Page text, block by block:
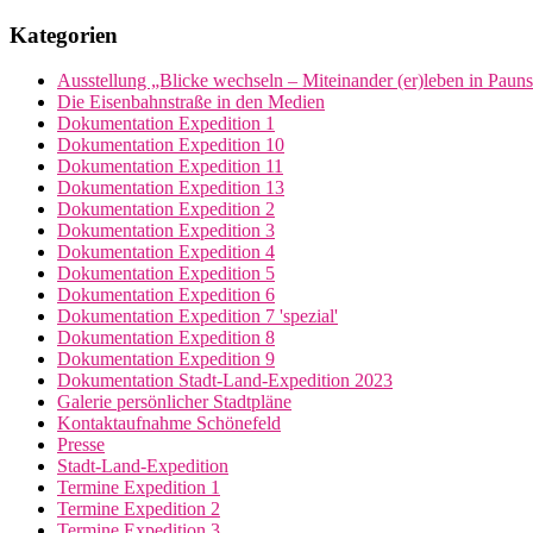
Kategorien
Ausstellung „Blicke wechseln – Miteinander (er)leben in
Die Eisenbahnstraße in den Medien
Dokumentation Expedition 1
Dokumentation Expedition 10
Dokumentation Expedition 11
Dokumentation Expedition 13
Dokumentation Expedition 2
Dokumentation Expedition 3
Dokumentation Expedition 4
Dokumentation Expedition 5
Dokumentation Expedition 6
Dokumentation Expedition 7 'spezial'
Dokumentation Expedition 8
Dokumentation Expedition 9
Dokumentation Stadt-Land-Expedition 2023
Galerie persönlicher Stadtpläne
Kontaktaufnahme Schönefeld
Presse
Stadt-Land-Expedition
Termine Expedition 1
Termine Expedition 2